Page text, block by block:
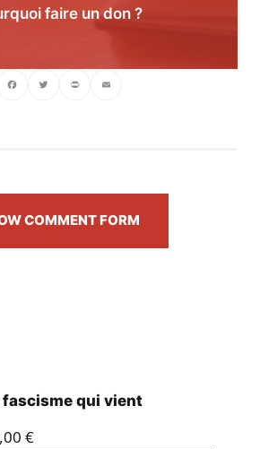
faire un don ?
COMMENT FORM
fascisme qui vient
€